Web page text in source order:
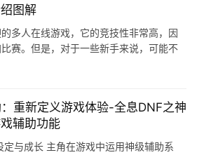
图解
多人在线游戏，它的竞技性非常高，因
赛。但是，对于一些新手来说，可能不
重新定义游戏体验-全息DNF之神
辅助功能
定与成长 主角在游戏中运用神级辅助系